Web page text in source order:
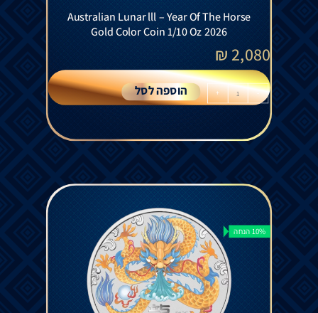
Australian Lunar lll – Year Of The Horse
Gold Color Coin 1/10 Oz 2026
2,080
₪
-
+ הוספה לסל
10% הנחה